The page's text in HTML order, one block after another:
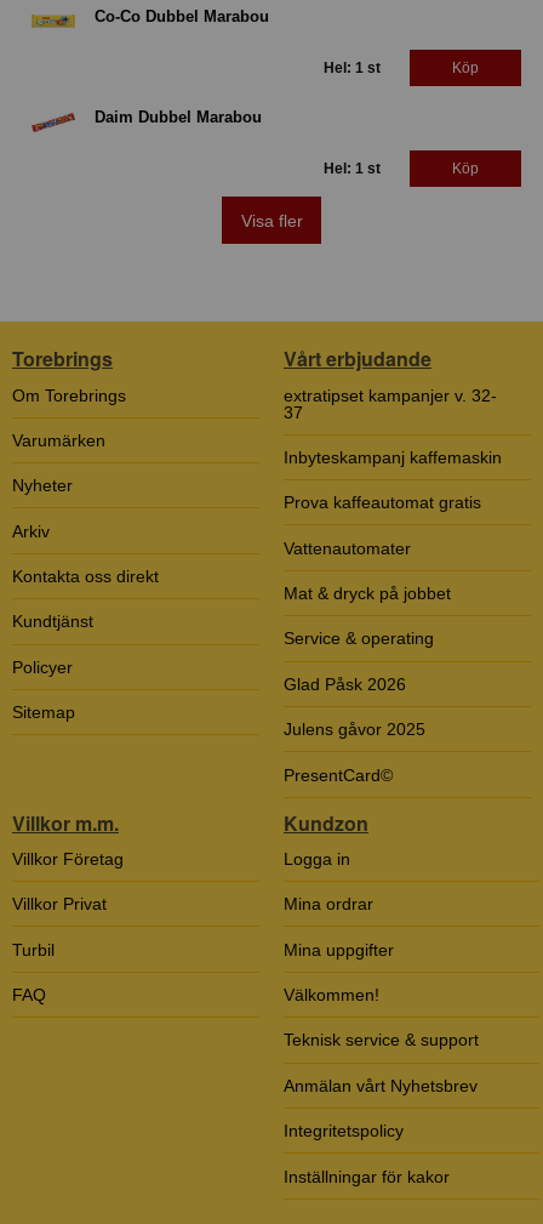
Co-Co Dubbel Marabou
Hel: 1 st Köp
Daim Dubbel Marabou
Hel: 1 st Köp
Visa fler
Torebrings
Om Torebrings
Varumärken
Nyheter
Arkiv
Kontakta oss direkt
Kundtjänst
Policyer
Sitemap
Vårt erbjudande
extratipset kampanjer v. 32-
37
Inbyteskampanj kaffemaskin
Prova kaffeautomat gratis
Vattenautomater
Mat & dryck på jobbet
Service & operating
Glad Påsk 2026
Julens gåvor 2025
PresentCard©
Villkor m.m.
Villkor Företag
Villkor Privat
Turbil
FAQ
Kundzon
Logga in
Mina ordrar
Mina uppgifter
Välkommen!
Teknisk service & support
Anmälan vårt Nyhetsbrev
Integritetspolicy
Inställningar för kakor